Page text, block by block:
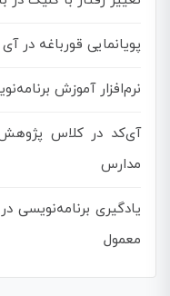
پویانمایی قورباغه در
نرم‌افزار آموزش
آی‌کد در کلاس
مدارس
معمول